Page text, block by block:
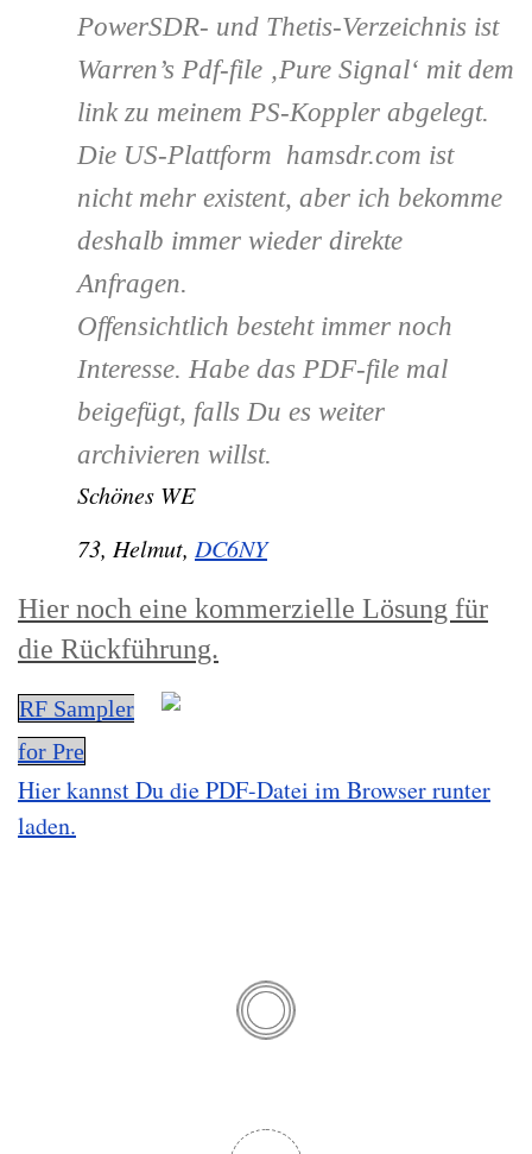
PowerSDR- und Thetis-Verzeichnis ist
Warren’s Pdf-file ‚Pure Signal‘ mit dem
link zu meinem PS-Koppler abgelegt.
Die US-Plattform hamsdr.com ist
nicht mehr existent, aber ich bekomme
deshalb immer wieder direkte
Anfragen.
Offensichtlich besteht immer noch
Interesse. Habe das PDF-file mal
beigefügt, falls Du es weiter
archivieren willst.
Schönes WE
73, Helmut, DC6NY
Hier noch eine kommerzielle Lösung für
die Rückführung.
RF Sampler
for Pre
Hier kannst Du die PDF-Datei im Browser runter
laden.